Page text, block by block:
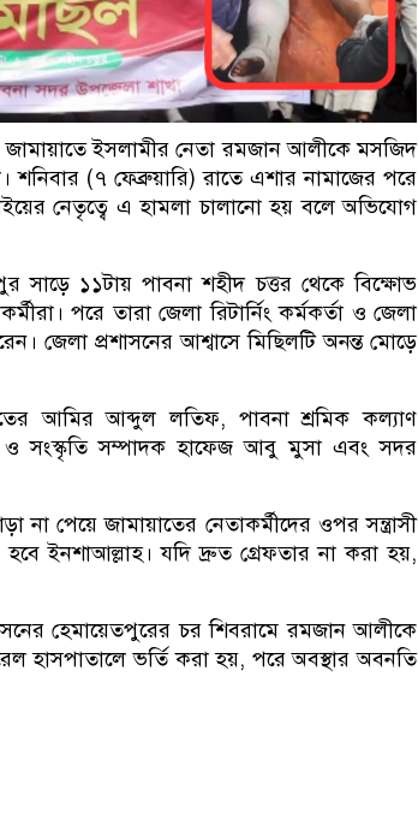
জামায়াতে ইসলামীর নেতা রমজান আলীকে মসজিদ
(৭ ফেব্রুয়ারি) রাতে এশার নামাজের পরে
নেতৃত্বে এ হামলা চালানো হয় বলে অভিযোগ
সাড়ে ১১টায় পাবনা শহীদ চত্তর থেকে বিক্ষোভ
পরে তারা জেলা রিটার্নিং কর্মকর্তা ও জেলা
জেলা প্রশাসনের আশ্বাসে মিছিলটি অনন্ত মোড়ে
আমির আব্দুল লতিফ, পাবনা শ্রমিক কল্যাণ
ও সংস্কৃতি সম্পাদক হাফেজ আবু মুসা এবং সদর
না পেয়ে জামায়াতের নেতাকর্মীদের ওপর সন্ত্রাসী
ইনশাআল্লাহ। যদি দ্রুত গ্রেফতার না করা হয়,
হেমায়েতপুরের চর শিবরামে রমজান আলীকে
হাসপাতালে ভর্তি করা হয়, পরে অবস্থার অবনতি